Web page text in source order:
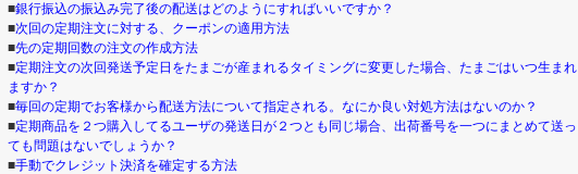
■銀行振込の振込み完了後の配送はどのようにすればいいですか？
■次回の定期注文に対する、クーポンの適用方法
■先の定期回数の注文の作成方法
■定期注文の次回発送予定日をたまごが産まれるタイミングに変更した場合、たまごはいつ生まれ
ますか？
■毎回の定期でお客様から配送方法について指定される。なにか良い対処方法はないのか？
■定期商品を２つ購入してるユーザの発送日が２つとも同じ場合、出荷番号を一つにまとめて送っ
ても問題はないでしょうか？
■手動でクレジット決済を確定する方法